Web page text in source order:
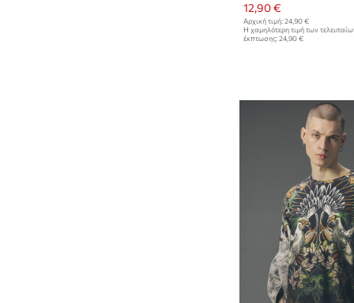
12,90 €
Αρχική τιμή: 24,90 €
Η χαμηλότερη τιμή των
έκπτωσης: 24,90 €